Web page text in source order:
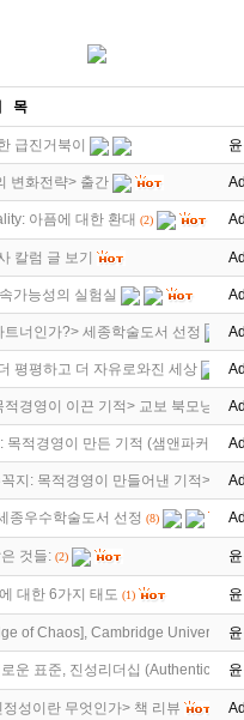
목
급진거북이
변화전략> 출간
아픔에 대한 환대 (2)
칼럼 글 보기
가능성의 실험실
너인가?> 세종학술도서 선정
평평하고 더 자유로와진 세상
경영이 이끈 기적> 교보 북모닝
목적경영이 만든 기적 (샘앤파커스 …
지: 목적경영이 만들어낸 기적>
종우수학술도서 선정 (8)
것들: (2)
대한 6가지 태도 (1)
of Chaos], Cambridge University
운 표준, 진성리더십 (Authentic
성이란 무엇인가> 책 리뷰